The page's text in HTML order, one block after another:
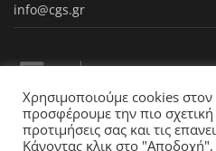
info@cgs.gr
Χρησιμοποιούμε cookies
προσφέρουμε την πιο σχετική
προτιμήσεις σας και τις
Κάνοντας κλικ στο